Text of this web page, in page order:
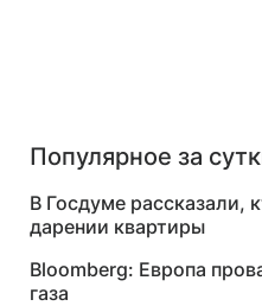
Популярное за
В Госдуме рассказали,
дарении квартиры
Bloomberg: Европа
газа